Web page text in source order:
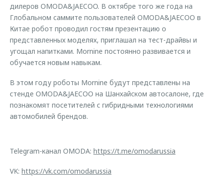
дилеров OMODA&JAECOO. В октябре того же года на
Глобальном саммите пользователей OMODA&JAECOO в
Китае робот проводил гостям презентацию о
представленных моделях, приглашал на тест-драйвы и
угощал напитками. Mornine постоянно развивается и
обучается новым навыкам.
В этом году роботы Mornine будут представлены на
стенде OMODA&JAECOO на Шанхайском автосалоне, где
познакомят посетителей с гибридными технологиями
автомобилей брендов.
Telegram-канал OMODA: https://t.me/omodarussia
VK: https://vk.com/omodarussia